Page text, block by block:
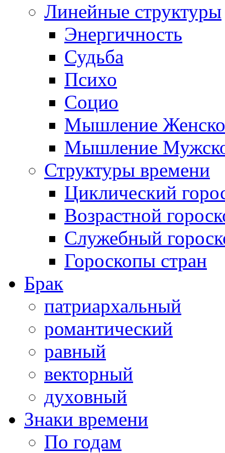
Линейные структуры
Энергичность
Судьба
Психо
Социо
Мышление
Мышление
Структуры времени
Циклический
Возрастной
Служебный
Гороскопы стран
Брак
патриархальный
романтический
равный
векторный
духовный
Знаки времени
По годам